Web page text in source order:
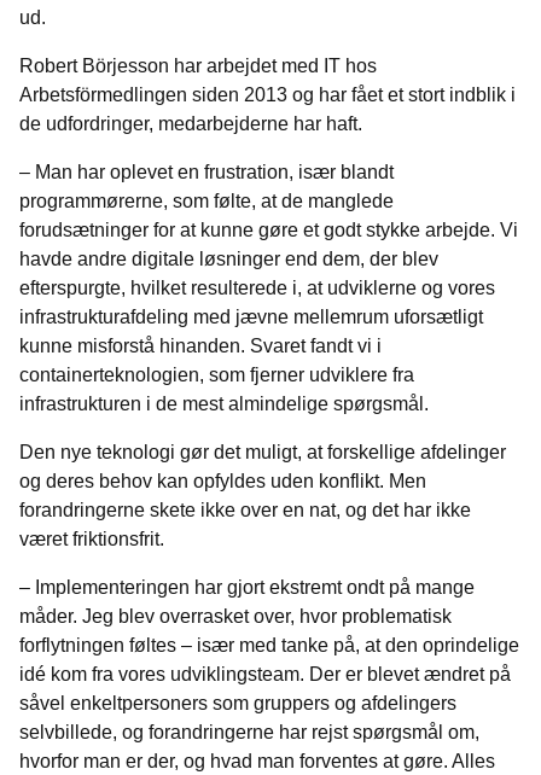
ud.
Robert Börjesson har arbejdet med IT hos
Arbetsförmedlingen siden 2013 og har fået et stort indblik i
de udfordringer, medarbejderne har haft.
– Man har oplevet en frustration, især blandt
programmørerne, som følte, at de manglede
forudsætninger for at kunne gøre et godt stykke arbejde. Vi
havde andre digitale løsninger end dem, der blev
efterspurgte, hvilket resulterede i, at udviklerne og vores
infrastrukturafdeling med jævne mellemrum uforsætligt
kunne misforstå hinanden. Svaret fandt vi i
containerteknologien, som fjerner udviklere fra
infrastrukturen i de mest almindelige spørgsmål.
Den nye teknologi gør det muligt, at forskellige afdelinger
og deres behov kan opfyldes uden konflikt. Men
forandringerne skete ikke over en nat, og det har ikke
været friktionsfrit.
– Implementeringen har gjort ekstremt ondt på mange
måder. Jeg blev overrasket over, hvor problematisk
forflytningen føltes – især med tanke på, at den oprindelige
idé kom fra vores udviklingsteam. Der er blevet ændret på
såvel enkeltpersoners som gruppers og afdelingers
selvbillede, og forandringerne har rejst spørgsmål om,
hvorfor man er der, og hvad man forventes at gøre. Alles